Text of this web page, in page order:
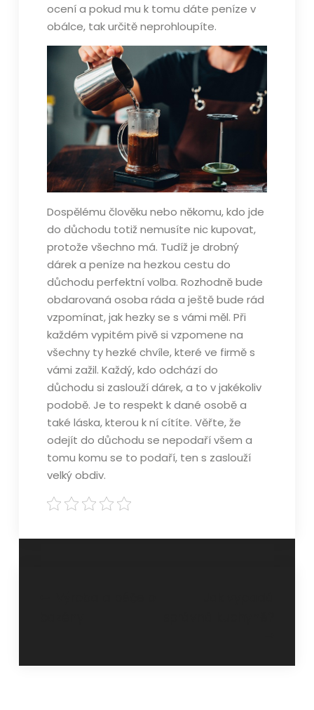
ocení a pokud mu k tomu dáte peníze v
obálce, tak určitě neprohloupíte.
Dospělému člověku nebo někomu, kdo jde
do důchodu totiž nemusíte nic kupovat,
protože všechno má. Tudíž je drobný
dárek a peníze na hezkou cestu do
důchodu perfektní volba. Rozhodně bude
obdarovaná osoba ráda a ještě bude rád
vzpomínat, jak hezky se s vámi měl. Při
každém vypitém pivě si vzpomene na
všechny ty hezké chvíle, které ve firmě s
vámi zažil. Každý, kdo odchází do
důchodu si zaslouží dárek, a to v jakékoliv
podobě. Je to respekt k dané osobě a
také láska, kterou k ní cítíte. Věřte, že
odejít do důchodu se nepodaří všem a
tomu komu se to podaří, ten s zaslouží
velký obdiv.